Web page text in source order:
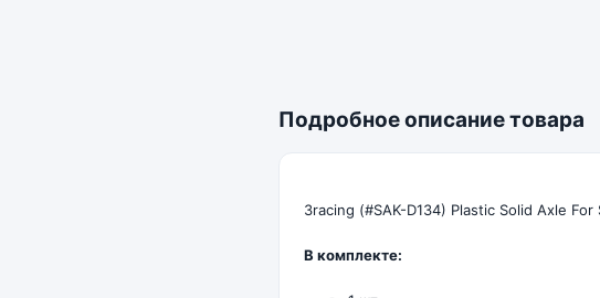
Подробное описание товара
3racing (#SAK-D134) Plastic Solid Axle
В комплекте: